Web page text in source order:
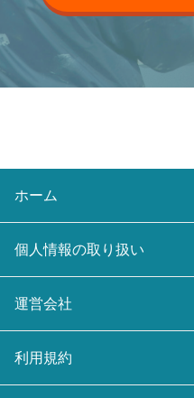
ホーム
個人情報の取り扱い
運営会社
利用規約